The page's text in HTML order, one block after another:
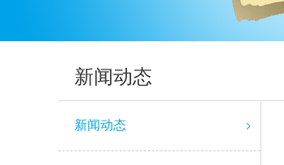
新闻动态
新闻动态